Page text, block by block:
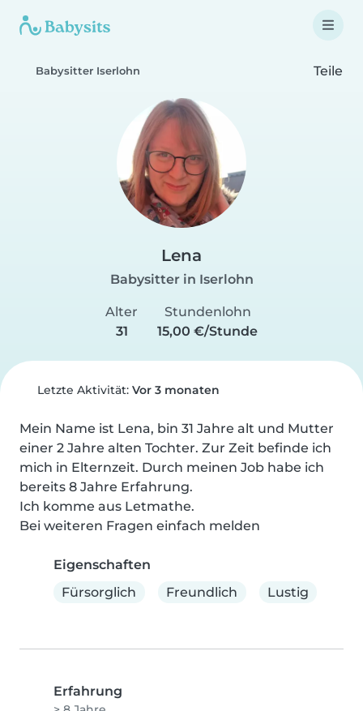
Babysitter Iserlohn Teile
Lena
Babysitter in Iserlohn
Alter
31
Stundenlohn
15,00 €/Stunde
Letzte Aktivität: Vor 3 monaten
Mein Name ist Lena, bin 31 Jahre alt und Mutter
einer 2 Jahre alten Tochter. Zur Zeit befinde ich
mich in Elternzeit. Durch meinen Job habe ich
bereits 8 Jahre Erfahrung.
Ich komme aus Letmathe.
Bei weiteren Fragen einfach melden
Eigenschaften
Fürsorglich
Freundlich Lustig
Erfahrung